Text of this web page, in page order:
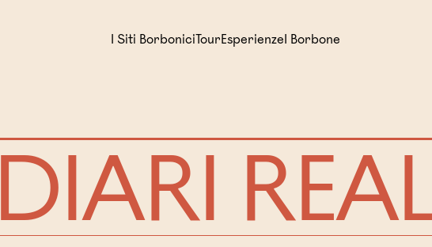
I Siti BorboniciTourEsperienze I Borbone
DIARI